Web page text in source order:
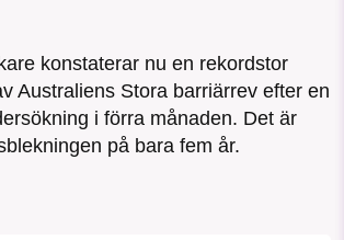
konstaterar nu en rekordstor
Australiens Stora barriärrev efter en
i förra månaden. Det är
på bara fem år.